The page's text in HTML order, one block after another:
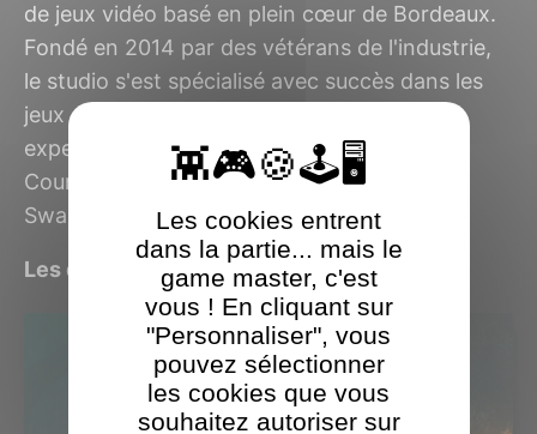
de jeux vidéo basé en plein cœur de Bordeaux.
Fondé en 2014 par des vétérans de l'industrie,
le studio s'est spécialisé avec succès dans les
jeux de rôle d’investigation narratifs, une
expertise illustrée par ses titres phares The
Council et Vampire: The Masquerade –
Swansong.
Les derniers jeux Big Bad Wolf testés
Les cookies entrent
dans la partie... mais le
game master, c'est
vous ! En cliquant sur
"Personnaliser", vous
pouvez sélectionner
les cookies que vous
souhaitez autoriser sur